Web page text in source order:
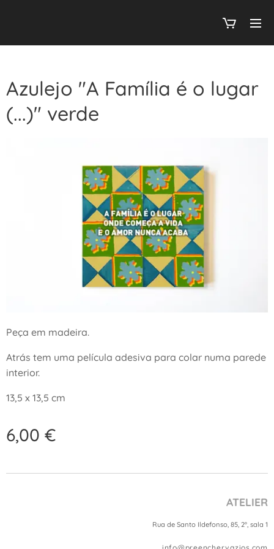
Azulejo "A Família é o lugar
(...)" verde
Peça em madeira.
Atrás tem uma película adesiva para colar numa parede
interior.
13,5 x 13,5 cm
6,00 €
ATELIER
Rua de Santo Ildefonso, 85, 2º, sala 1